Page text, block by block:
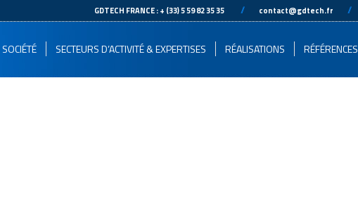
GDTECH FRANCE : + (33) 5 59 82 35 35 // contact@gdtech.fr //
SOCIÉTÉ SECTEURS D’ACTIVITÉ & EXPERTISES RÉALISATIONS RÉFÉRENCES